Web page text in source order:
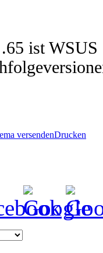
ist WSUS
versendenDrucken